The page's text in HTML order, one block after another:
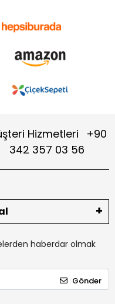
Hizmetleri
+90
342 357 03 56
haberdar olmak
Gönder